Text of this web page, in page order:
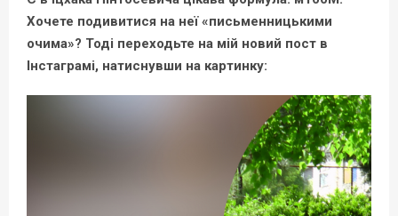
Хочете подивитися на неї «письменницькими
очима»? Тоді переходьте на мій новий пост в
Інстаграмі, натиснувши на картинку: